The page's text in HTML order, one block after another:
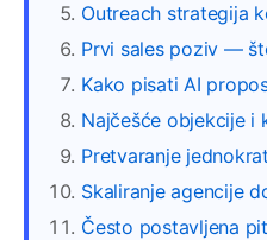
Outreach strategija
Prvi sales poziv —
Kako pisati AI
Najčešće objekcije i
Pretvaranje
Skaliranje agencije
Često postavljena